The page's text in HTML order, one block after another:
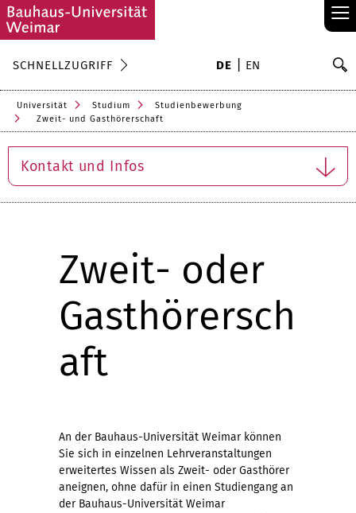
≡
SCHNELLZUGRIFF DE EN
Universität Studium
Studienbewerbung
Zweit- und Gasthörerschaft
Kontakt und Infos
Zweit- oder
Gasthörersch
aft
An der Bauhaus-Universität Weimar können
Sie sich in einzelnen Lehrveranstaltungen
erweitertes Wissen als Zweit- oder Gasthörer
aneignen, ohne dafür in einen Studiengang an
der Bauhaus-Universität Weimar